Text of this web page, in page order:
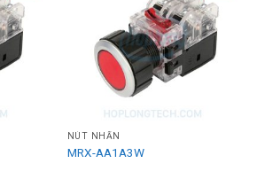
NÚT NHẤN
MRX-AA1A3W